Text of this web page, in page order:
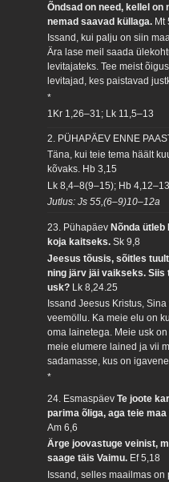
Õndsad on need, kellel on
nemad saavad küllaga. Mt
Issand, kui palju on siin
Ära lase meil saada
levitajateks. Tee meist
levitajad, kes paistavad
*
1Kr 1,26–31; Lk 11,5–13
2. PÜHAPÄEV ENNE
Täna, kui teie tema häält
kõvaks. Hb 3,15
Lk 8,4–8(9–15); Hb
Jutlus: Js 55,(6–9)10–12a
23. Pühapäev Nõnda
koja kaitseks.Sk 9,8
Jeesus tõusis, sõitles
ning järv jäi vaikseks. Siis
usk? Lk 8,24.25
Issand Jeesus Kristus,
veemöllu. Ka meie elu on
oma lainetega. Meie usk
meie elumere lained ja vii
sadamasse, kus on
*
24. EsmaspäevTe joote
parima õliga, aga teie
Am 6,6
Ärge joovastuge veinist,
saage täis Vaimu. Ef 5,18
Issand, selles maailmas